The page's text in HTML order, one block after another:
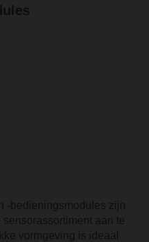
-bedieningsmodules zijn
aan te
vormgeving is ideaal